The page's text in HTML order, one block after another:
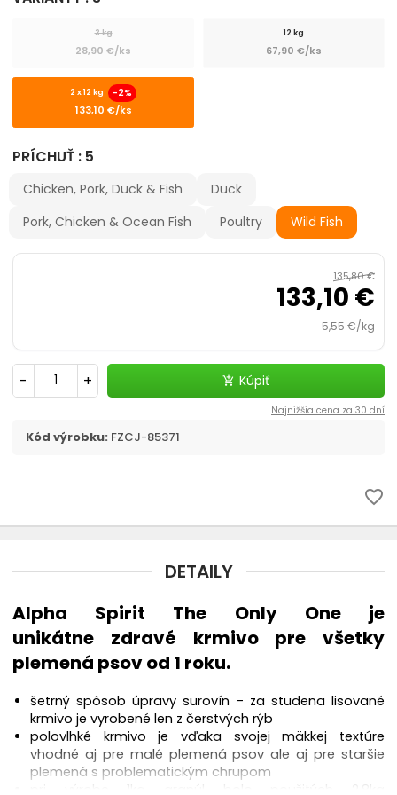
ARDEN GRANGE
ADVANCE
ALDOG
AMITY
BELCANDO
BEWI DOG
BLACK OLYMPUS
BRIT CARE
3 kg
28,90 €/ks
12 kg
67,90 €/ks
2 x 12 kg -2%
133,10 €/ks
PRÍCHUŤ : 5
Chicken, Pork, Duck & Fish
Duck
Pork, Chicken & Ocean Fish
Poultry Wild Fish
135,80 €
133,10 €
5,55 €/kg
- + add_shopping_cart Kúpiť
Najnižšia cena za 30 dní
Kód výrobku: FZCJ-85371
favorite_border
DETAILY
Alpha Spirit The Only One je
unikátne zdravé krmivo pre všetky
plemená psov od 1 roku.
šetrný spôsob úpravy surovín - za studena lisované
krmivo je vyrobené len z čerstvých rýb
polovlhké krmivo je vďaka svojej mäkkej textúre
vhodné aj pre malé plemená psov ale aj pre staršie
plemená s problematickým chrupom